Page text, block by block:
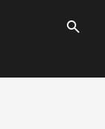
search